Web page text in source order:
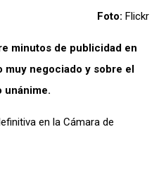
Foto: Flickr
minutos de publicidad en
muy negociado y sobre el
unánime.
en la Cámara de